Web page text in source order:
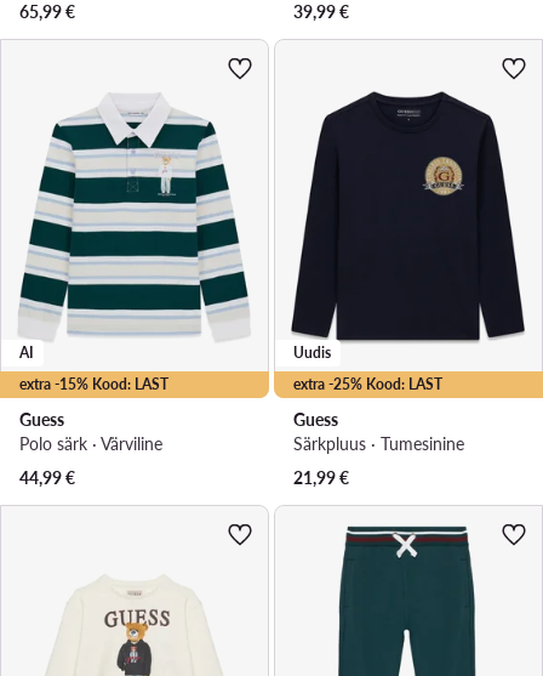
65,99€
39,99€
extra -15% Kood: LAST
AI
Guess
Polo särk · Värviline
44,99€
extra -25% Kood: LAST
Uudis
Guess
Särkpluus · Tumesinine
21,99€